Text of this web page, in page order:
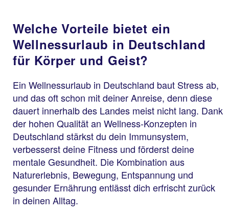
Welche Vorteile bietet ein
Wellnessurlaub in Deutschland
für Körper und Geist?
Ein Wellnessurlaub in Deutschland baut Stress ab,
und das oft schon mit deiner Anreise, denn diese
dauert innerhalb des Landes meist nicht lang. Dank
der hohen Qualität an Wellness-Konzepten in
Deutschland stärkst du dein Immunsystem,
verbesserst deine Fitness und förderst deine
mentale Gesundheit. Die Kombination aus
Naturerlebnis, Bewegung, Entspannung und
gesunder Ernährung entlässt dich erfrischt zurück
in deinen Alltag.